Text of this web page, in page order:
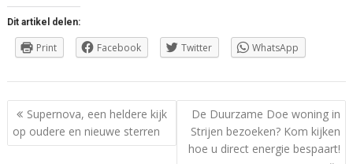
Dit artikel delen:
Print Facebook Twitter WhatsApp
Berichtnavigatie
Supernova, een heldere kijk
op oudere en nieuwe sterren
De Duurzame Doe woning in
Strijen bezoeken? Kom kijken
hoe u direct energie bespaart!